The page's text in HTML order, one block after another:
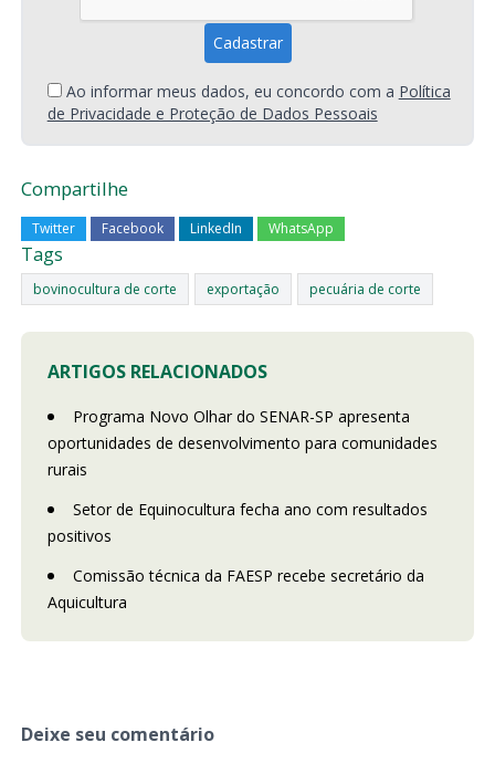
Ao informar meus dados, eu concordo com a Política
de Privacidade e Proteção de Dados Pessoais
Compartilhe
Twitter Facebook LinkedIn WhatsApp
Tags
bovinocultura de corte exportação pecuária de corte
ARTIGOS RELACIONADOS
Programa Novo Olhar do SENAR-SP apresenta
oportunidades de desenvolvimento para comunidades
rurais
Setor de Equinocultura fecha ano com resultados
positivos
Comissão técnica da FAESP recebe secretário da
Aquicultura
Deixe seu comentário